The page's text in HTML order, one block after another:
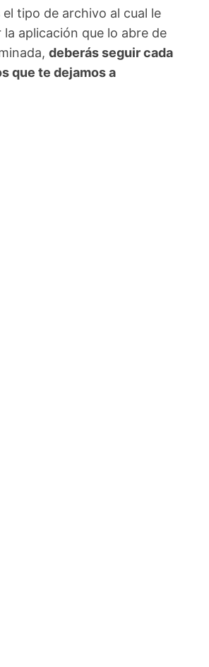
el tipo de archivo al cual le
la aplicación que lo abre de
deberás seguir cada
que te dejamos a